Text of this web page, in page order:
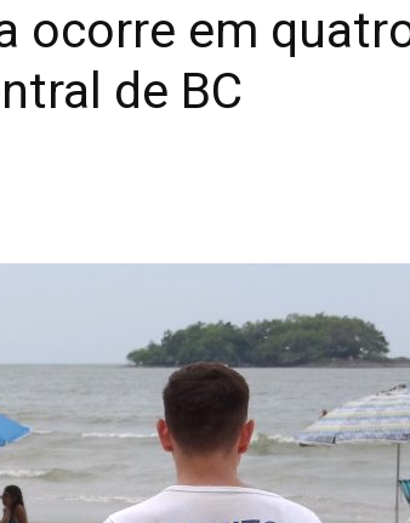
ocorre em
de BC